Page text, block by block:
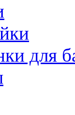
для